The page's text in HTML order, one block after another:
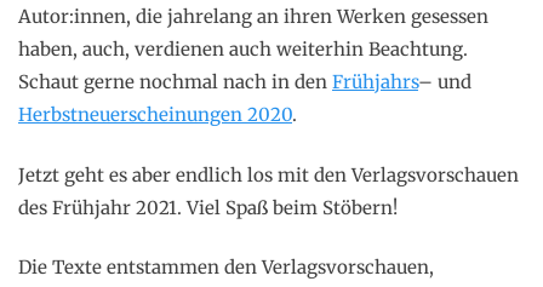
Autor:innen, die jahrelang an ihren Werken gesessen
haben, auch, verdienen auch weiterhin Beachtung.
Schaut gerne nochmal nach in den Frühjahrs– und
Herbstneuerscheinungen 2020.
Jetzt geht es aber endlich los mit den Verlagsvorschauen
des Frühjahr 2021. Viel Spaß beim Stöbern!
Die Texte entstammen den Verlagsvorschauen,